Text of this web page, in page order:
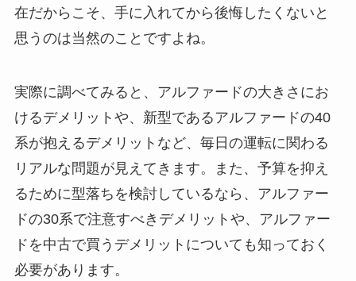
在だからこそ、手に入れてから後悔したくないと
思うのは当然のことですよね。
実際に調べてみると、アルファードの大きさにお
けるデメリットや、新型であるアルファードの40
系が抱えるデメリットなど、毎日の運転に関わる
リアルな問題が見えてきます。また、予算を抑え
るために型落ちを検討しているなら、アルファー
ドの30系で注意すべきデメリットや、アルファー
ドを中古で買うデメリットについても知っておく
必要があります。